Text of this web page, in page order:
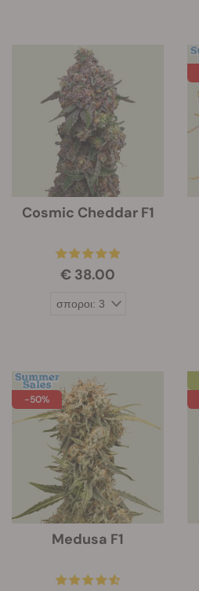
Cosmic Cheddar F1
€ 38.00
-50%
Medusa F1